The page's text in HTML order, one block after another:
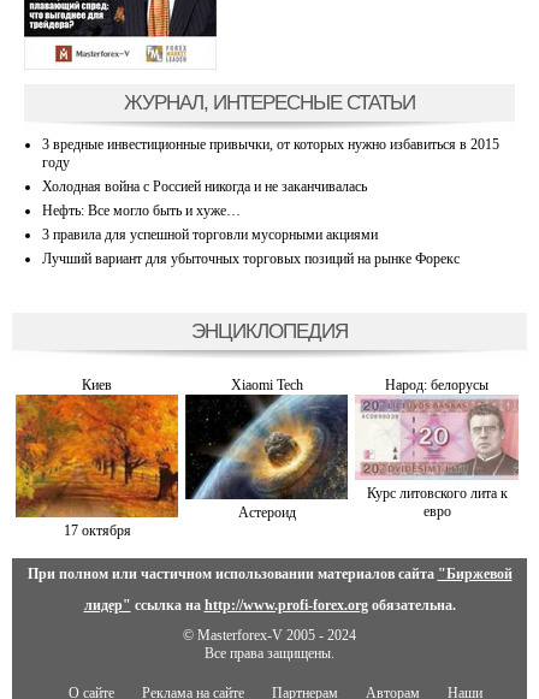
ЖУРНАЛ, ИНТЕРЕСНЫЕ СТАТЬИ
3 вредные инвестиционные привычки, от которых нужно избавиться в 2015
году
Холодная война с Россией никогда и не заканчивалась
Нефть: Все могло быть и хуже…
3 правила для успешной торговли мусорными акциями
Лучший вариант для убыточных торговых позиций на рынке Форекс
ЭНЦИКЛОПЕДИЯ
Киев Xiaomi Tech Народ: белорусы
17 октября
Астероид
Курс литовского лита к
евро
При полном или частичном использовании материалов сайта "Биржевой
лидер" ссылка на http://www.profi-forex.orgобязательна.
© Masterforex-V 2005 - 2024
Все права защищены.
О сайте Реклама на сайте Партнерам Авторам Наши